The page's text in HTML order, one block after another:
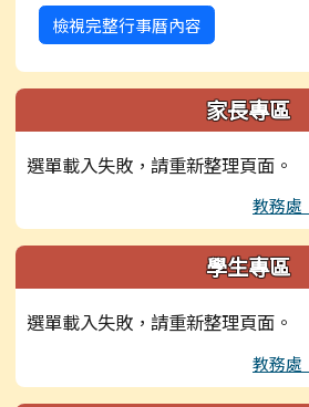
檢視完整行事曆內容
家長專區
選單載入失敗，請重新整理頁面。
教務處
學生專區
選單載入失敗，請重新整理頁面。
教務處